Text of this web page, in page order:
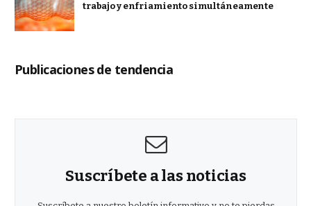
trabajo y enfriamiento simultáneamente
Publicaciones de tendencia
Suscríbete a las noticias